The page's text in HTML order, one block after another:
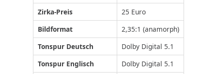
Zirka-Preis
25 Euro
Bildformat
2,35:1 (anamorph)
Tonspur Deutsch
Dolby Digital 5.1
Tonspur Englisch
Dolby Digital 5.1